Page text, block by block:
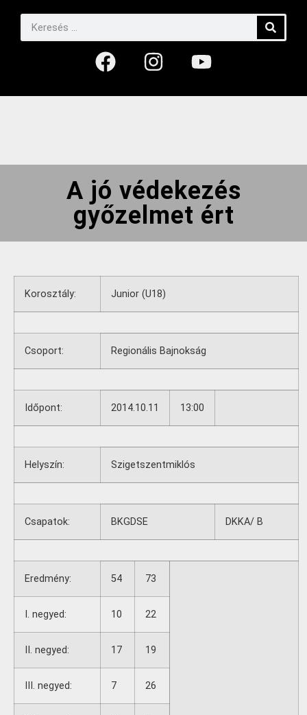
A jó védekezés
győzelmet ért
Korosztály: Junior (U18)
Csoport: Regionális Bajnokság
Időpont: 2014.10.11 13:00
Helyszín: Szigetszentmiklós
Csapatok: BKGDSE DKKA/ B
Eredmény: 54 73
I. negyed: 10 22
II. negyed: 17 19
III. negyed: 7 26